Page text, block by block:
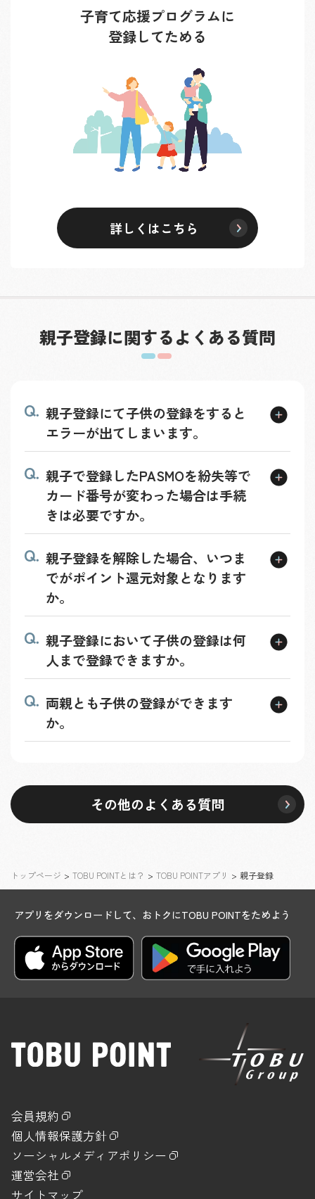
子育て応援プログラムに
登録してためる
詳しくはこちら
親子登録に関するよくある質問
親子登録にて子供の登録をすると
エラーが出てしまいます。
親子で登録したPASMOを紛失等で
カード番号が変わった場合は手続
きは必要ですか。
親子登録を解除した場合、いつま
でがポイント還元対象となります
か。
親子登録において子供の登録は何
人まで登録できますか。
両親とも子供の登録ができます
か。
その他のよくある質問
トップページ > TOBU POINTとは？ > TOBU POINTアプリ > 親子登録
アプリをダウンロードして、おトクにTOBU POINTをためよう
会員規約
個人情報保護方針
ソーシャルメディアポリシー
運営会社
サイトマップ